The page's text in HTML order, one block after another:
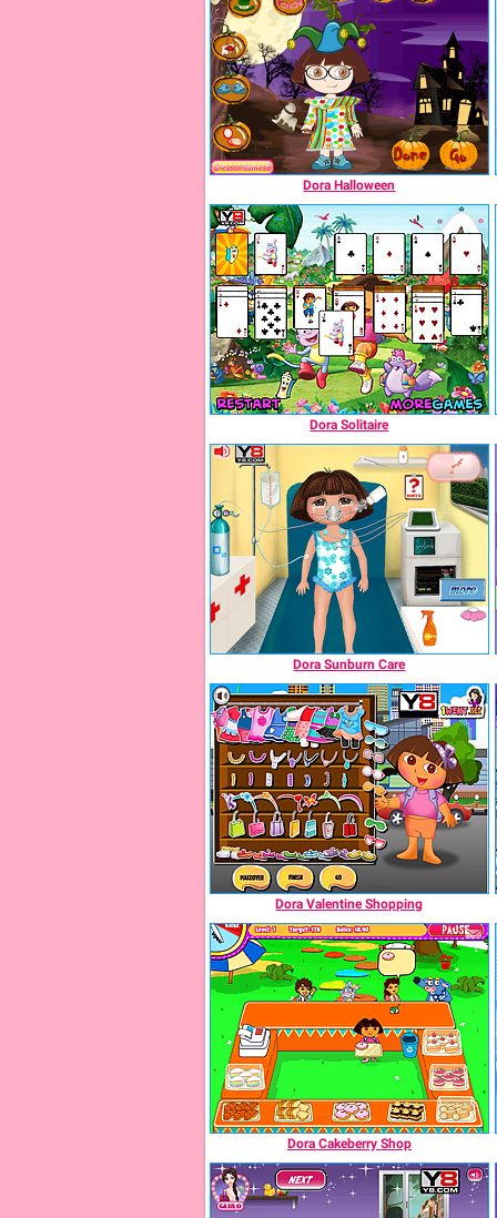
Dora Halloween
Dora Solitaire
Dora Sunburn Care
Dora Valentine Shopping
Dora Cakeberry Shop